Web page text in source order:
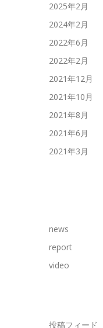
2025年2月
2024年2月
2022年6月
2022年2月
2021年12月
2021年10月
2021年8月
2021年6月
2021年3月
news
report
video
投稿フィード